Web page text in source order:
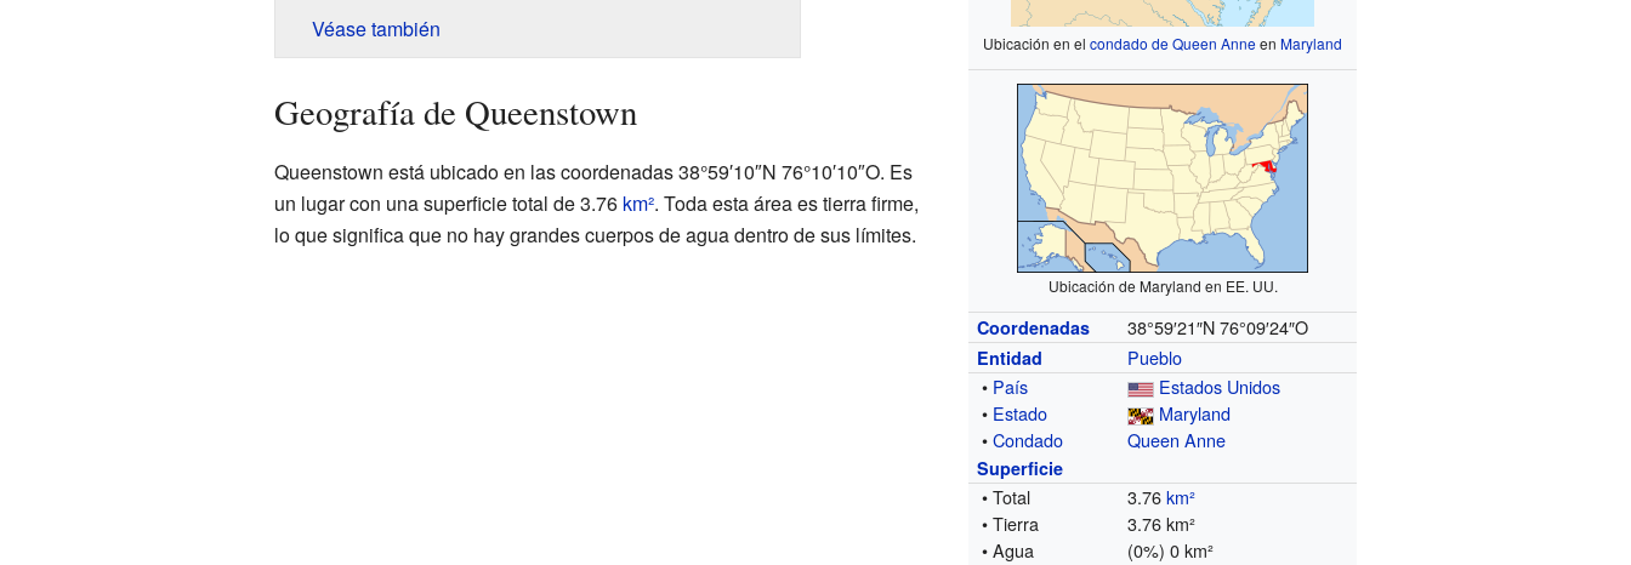
Ubicación en elcondado de Queen AnneenMaryland
Ubicación de Maryland en EE. UU.
Coordenadas 38°59′21″N 76°09′24″O
Entidad
Pueblo
• País
Estados Unidos
• Estado
Maryland
•Condado Queen Anne
Superficie
• Total 3.76km²
• Tierra
3.76 km²
• Agua
(0%) 0 km²
Véase también
Geografía de Queenstown
Queenstown está ubicado en las coordenadas 38°59′10″N 76°10′10″O. Es
un lugar con una superficie total de 3.76 km². Toda esta área es tierra firme,
lo que significa que no hay grandes cuerpos de agua dentro de sus límites.